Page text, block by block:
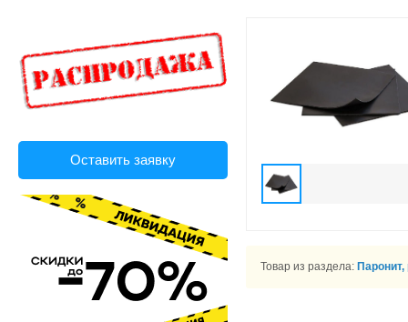
Оставить заявку
Товар из раздела: Паронит,